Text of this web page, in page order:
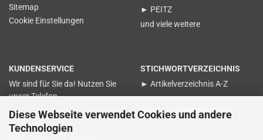
Diese Webseite verwendet Cookies und andere
Technologien
Sitemap
Cookie Einstellungen
► PEITZ
und viele weitere
KUNDENSERVICE
Wir sind für Sie da! Nutzen Sie
unser Telefon
für Nachfragen zu
STICHWORTVERZEICHNIS
► Artikelverzeichnis A-Z
KUNDENBEWERTUNGEN